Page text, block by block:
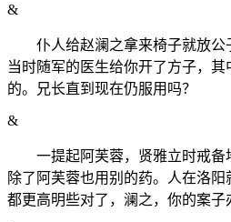
&
仆人给赵澜之拿来椅子就放公
当时随军的医生给你开了方子，
的。兄长直到现在仍服用吗？
&
一提起阿芙蓉，贤雅立时戒备
除了阿芙蓉也用别的药。人在洛
都更高明些对了，澜之，你的案子